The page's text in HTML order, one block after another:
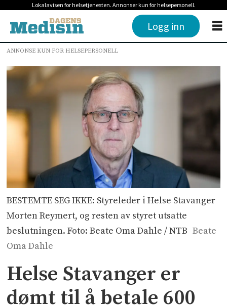
Lokalavisen for helsetjenesten. Annonser kun for helsepersonell.
Logg inn
ANNONSE KUN FOR HELSEPERSONELL
BESTEMTE SEG IKKE: Styreleder i Helse Stavanger
Morten Reymert, og resten av styret utsatte
beslutningen. Foto: Beate Oma Dahle / NTB Beate
Oma Dahle
Helse Stavanger er
dømt til å betale 600